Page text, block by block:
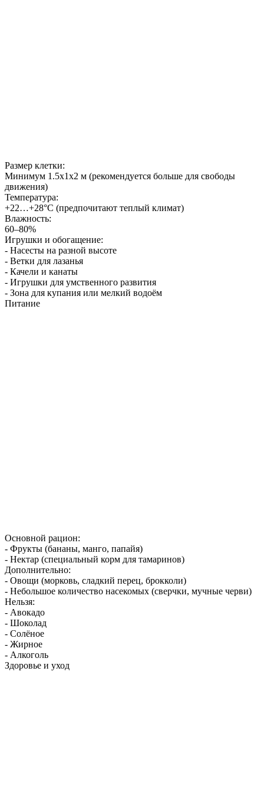
Размер клетки:
Минимум 1.5х1х2 м (рекомендуется больше для свободы
движения)
Температура:
+22…+28°C (предпочитают теплый климат)
Влажность:
60–80%
Игрушки и обогащение:
- Насесты на разной высоте
- Ветки для лазанья
- Качели и канаты
- Игрушки для умственного развития
- Зона для купания или мелкий водоём
Питание
Основной рацион:
- Фрукты (бананы, манго, папайя)
- Нектар (специальный корм для тамаринов)
Дополнительно:
- Овощи (морковь, сладкий перец, брокколи)
- Небольшое количество насекомых (сверчки, мучные черви)
Нельзя:
- Авокадо
- Шоколад
- Солёное
- Жирное
- Алкоголь
Здоровье и уход